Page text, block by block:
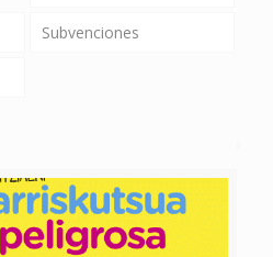
Subvenciones